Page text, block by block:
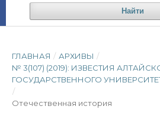
Найти
ГЛАВНАЯ / АРХИВЫ /
№ 3(107) (2019): ИЗВЕСТИЯ
ГОСУДАРСТВЕННОГО
/
Отечественная история